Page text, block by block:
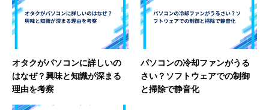
オタクがパソコンに詳しいの
はなぜ？興味と知識が深まる
理由を考察
パソコンの冷却ファンがうる
さい？ソフトウェアでの制御
と掃除で静音化